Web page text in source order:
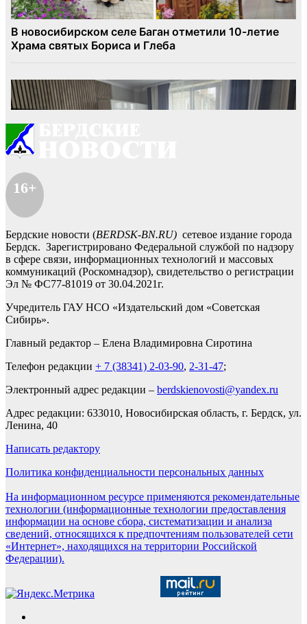
16+
Бердские новости (BERDSK-BN.RU) сетевое издание города
Бердск. Зарегистрировано Федеральной службой по надзору
в сфере связи, информационных технологий и массовых
коммуникаций (Роскомнадзор), свидетельство о регистрации
Эл № ФС77-81019 от 30.04.2021г.
Учредитель ГАУ НСО «Издательский дом «Советская
Сибирь».
Главный редактор – Елена Владимировна Сиротина
Телефон редакции + 7 (38341) 2-03-90, 2-31-47;
Электронный адрес редакции – berdskienovosti@yandex.ru
Адрес редакции: 633010, Новосибирская область, г. Бердск, ул.
Ленина, 40
Написать редактору
Политика конфиденциальности персональных данных
На информационном ресурсе применяются рекомендательные
технологии (информационные технологии предоставления
информации на основе сбора, систематизации и анализа
сведений, относящихся к предпочтениям пользователей сети
«Интернет», находящихся на территории Российской
Федерации).